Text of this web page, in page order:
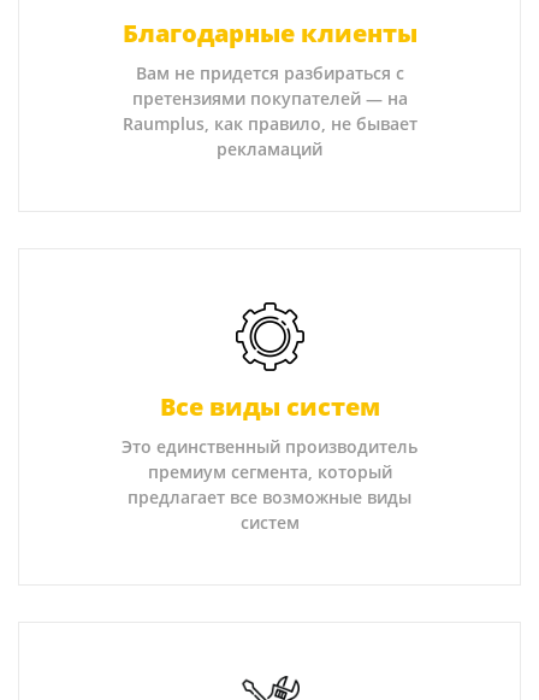
Благодарные клиенты
Вам не придется разбираться с
претензиями покупателей — на
Raumplus, как правило, не бывает
рекламаций
Все виды систем
Это единственный производитель
премиум сегмента, который
предлагает все возможные виды
систем